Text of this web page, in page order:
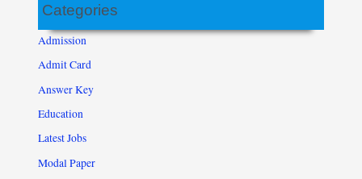
Categories
Admission
Admit Card
Answer Key
Education
Latest Jobs
Modal Paper